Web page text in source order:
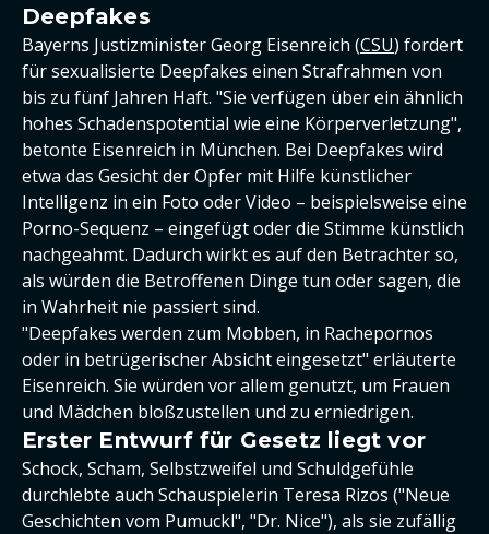
Deepfakes
Bayerns Justizminister Georg Eisenreich (CSU) fordert
für sexualisierte Deepfakes einen Strafrahmen von
bis zu fünf Jahren Haft. "Sie verfügen über ein ähnlich
hohes Schadenspotential wie eine Körperverletzung",
betonte Eisenreich in München. Bei Deepfakes wird
etwa das Gesicht der Opfer mit Hilfe künstlicher
Intelligenz in ein Foto oder Video – beispielsweise eine
Porno-Sequenz – eingefügt oder die Stimme künstlich
nachgeahmt. Dadurch wirkt es auf den Betrachter so,
als würden die Betroffenen Dinge tun oder sagen, die
in Wahrheit nie passiert sind.
"Deepfakes werden zum Mobben, in Rachepornos
oder in betrügerischer Absicht eingesetzt" erläuterte
Eisenreich. Sie würden vor allem genutzt, um Frauen
und Mädchen bloßzustellen und zu erniedrigen.
Erster Entwurf für Gesetz liegt vor
Schock, Scham, Selbstzweifel und Schuldgefühle
durchlebte auch Schauspielerin Teresa Rizos ("Neue
Geschichten vom Pumuckl", "Dr. Nice"), als sie zufällig